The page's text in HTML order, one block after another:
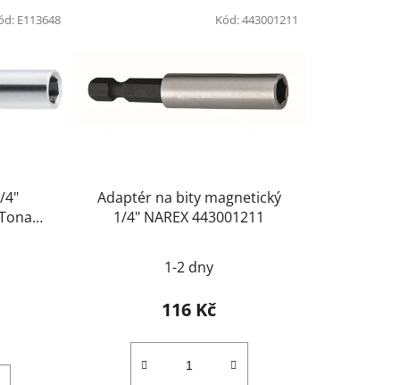
4"
E113648
Adaptér na bity magnetický
1/4" NAREX 443001211
1-2 dny
116 Kč
Kód:443001211